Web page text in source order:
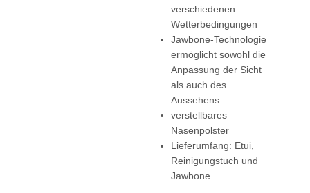
verschiedenen
Wetterbedingungen
Jawbone-Technologie
ermöglicht sowohl die
Anpassung der Sicht
als auch des
Aussehens
verstellbares
Nasenpolster
Lieferumfang: Etui,
Reinigungstuch und
Jawbone